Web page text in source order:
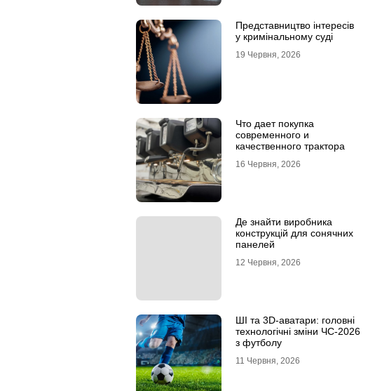
Представництво інтересів
у кримінальному суді
19 Червня, 2026
Что дает покупка
современного и
качественного трактора
16 Червня, 2026
Де знайти виробника
конструкцій для сонячних
панелей
12 Червня, 2026
ШІ та 3D-аватари: головні
технологічні зміни ЧС-2026
з футболу
11 Червня, 2026